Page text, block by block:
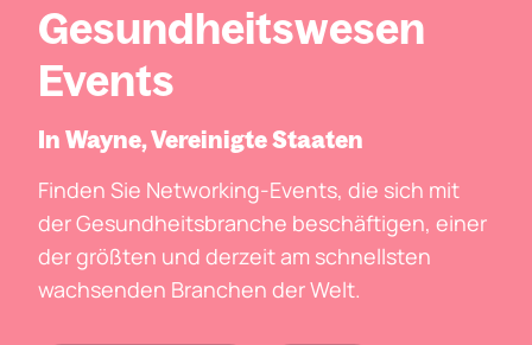
Gesundheitswesen
Events
In Wayne, Vereinigte Staaten
Finden Sie Networking-Events, die sich mit
der Gesundheitsbranche beschäftigen, einer
der größten und derzeit am schnellsten
wachsenden Branchen der Welt.